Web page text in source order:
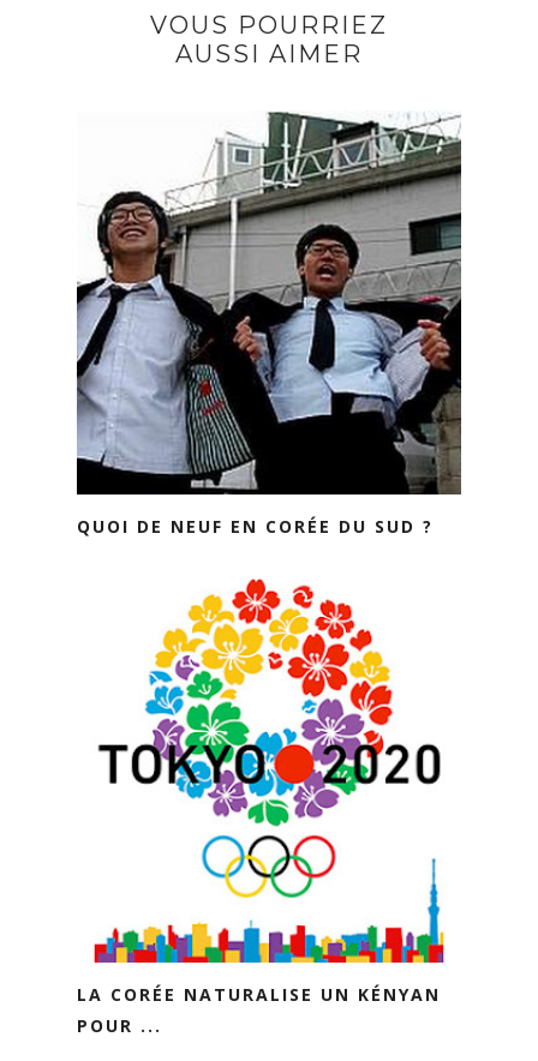
VOUS POURRIEZ
AUSSI AIMER
QUOI DE NEUF EN CORÉE DU SUD ?
LA CORÉE NATURALISE UN KÉNYAN
POUR ...